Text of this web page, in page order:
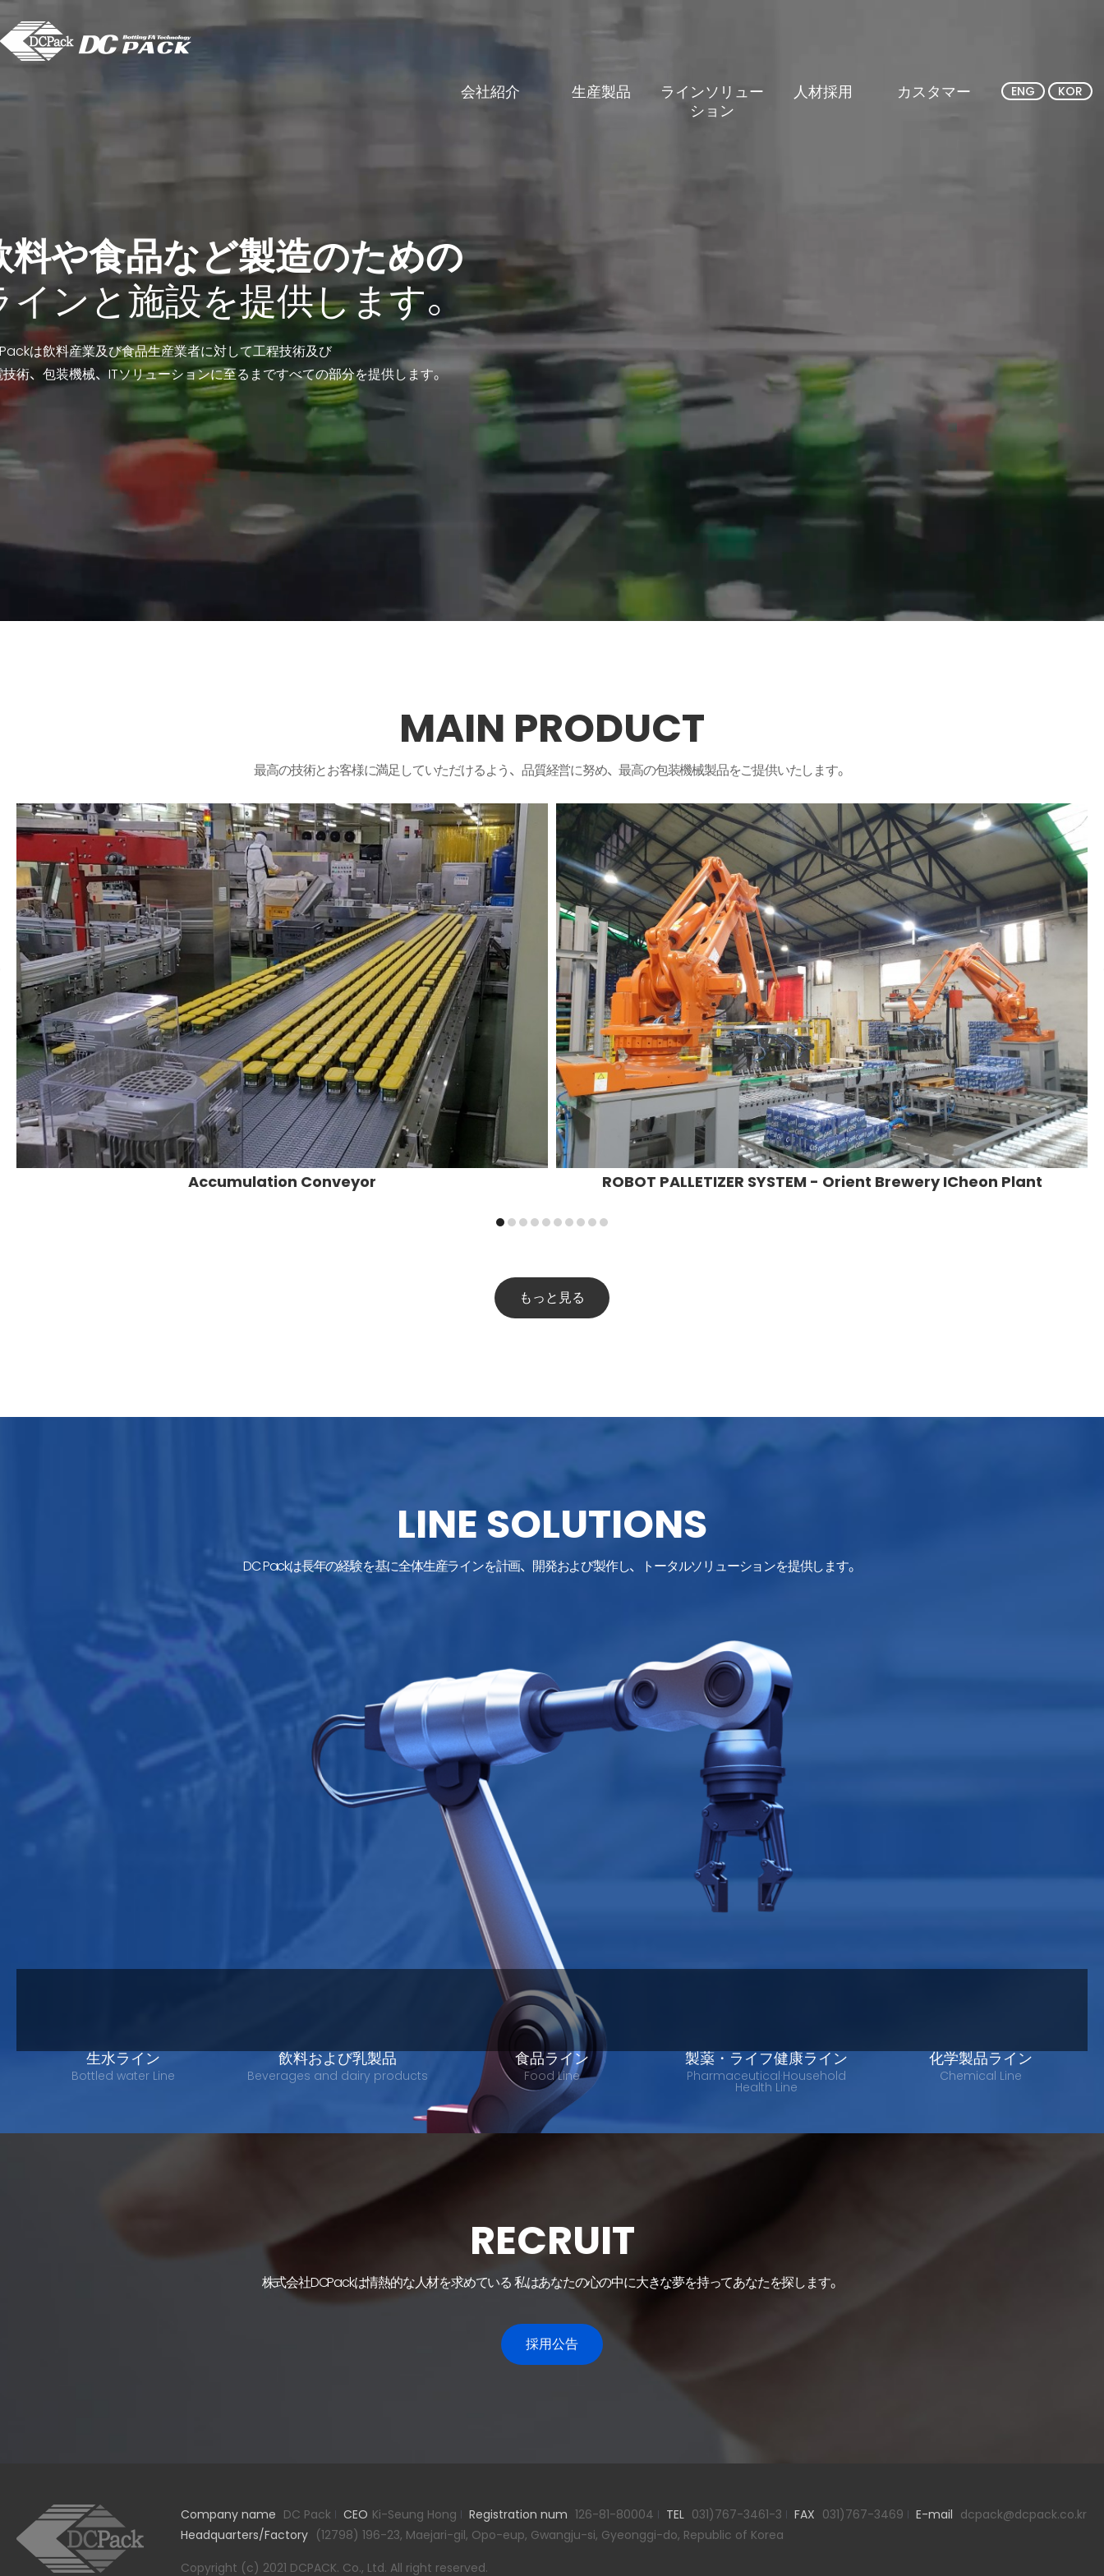
会社紹介 生産製品
ラインソリュー
ション
人材採用 カスタマー ENG KOR
料や食品など製造のための
インと施設を提供します。
は飲料産業及び食品生産業者に対して工程技術及び
術、包装機械、ITソリューションに至るまですべての部分を提供します。
MAIN PRODUCT
最高の技術とお客様に満足していただけるよう、品質経営に努め、最高の包装機械製品をご提供いたします。
Accumulation Conveyor ROBOT PALLETIZER SYSTEM - Orient Brewery ICheon Plant
もっと見る
LINE SOLUTIONS
DC Packは長年の経験を基に全体生産ラインを計画、開発および製作し、トータルソリューションを提供します。
生水ライン
Bottled water Line
飲料および乳製品
Beverages and dairy products
食品ライン
Food Line
製薬・ライフ健康ライン
Pharmaceutical·Household
Health Line
化学製品ライン
Chemical Line
RECRUIT
株式会社DCPackは情熱的な人材を求めている 私はあなたの心の中に大きな夢を持ってあなたを探します。
採用公告
Company name DC Pack CEO Ki-Seung Hong Registration num 126-81-80004 TEL 031)767-3461-3 FAX 031)767-3469 E-mail dcpack@dcpack.co.kr
Headquarters/Factory (12798) 196-23, Maejari-gil, Opo-eup, Gwangju-si, Gyeonggi-do, Republic of Korea
Copyright (c) 2021 DCPACK. Co., Ltd. All right reserved.